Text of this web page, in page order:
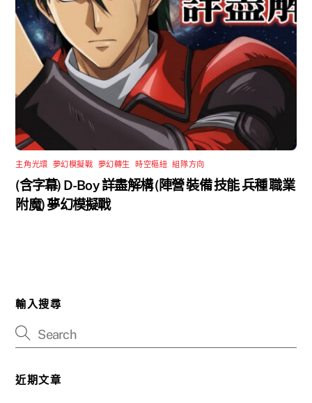
主角光環 夢幻模擬戰 夢幻轉生 時空樞紐 ,組隊方向
(含字幕) D-Boy 詳盡解構 (陣營 裝備 技能 兵種 職業
附魔) 夢幻模擬戰
輸入搜尋
近期文章